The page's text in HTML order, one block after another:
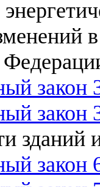
закон
закон
зданий
закон